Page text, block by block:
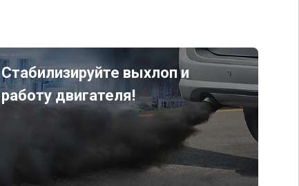
Стабилизируйте выхлоп и
работу двигателя!